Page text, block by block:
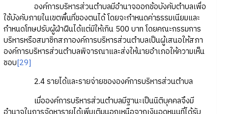
องค์การบริหารส่วนตำบลมีอำนาจออกข้อบังคับตำบลเพื่อ
ใช้บังคับภายในเขตพื้นที่ของตนได้ โดยจะกำหนดค่าธรรมเนียมและ
กำหนดโทษปรับผู้ฝ่าฝืนได้แต่มิให้เกิน 500 บาท โดยคณะกรรมการ
บริหารหรือสมาชิกสภาองค์การบริหารส่วนตำบลเป็นผู้เสนอให้สภา
องค์การบริหารส่วนตำบลพิจารณาและส่งให้นายอำเภอให้ความเห็น
ชอบ[29]
2.4 รายได้และรายจ่ายขององค์การบริหารส่วนตำบล
เมื่อองค์การบริหารส่วนตำบลมีฐานะเป็นนิติบุคคลจึงมี